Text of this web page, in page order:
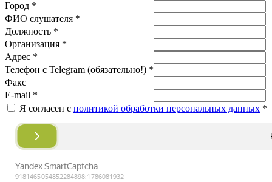
Город *
ФИО слушателя *
Должность *
Организация *
Адрес *
Телефон с Telegram (обязательно!) *
Факс
E-mail *
Я согласен с политикой обработки персональных данных *